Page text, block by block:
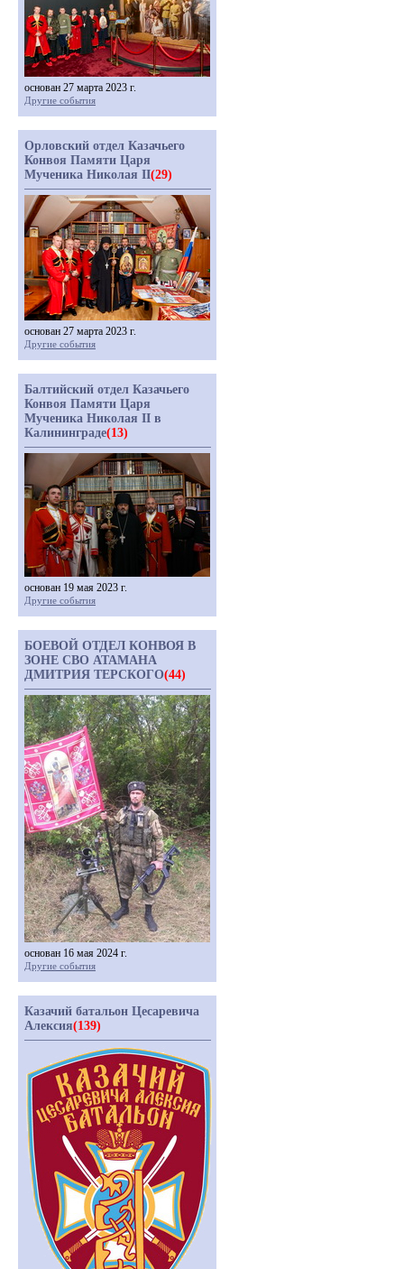
основан 27 марта 2023 г.
Другие события
Орловский отдел Казачьего
Конвоя Памяти Царя
Мученика Николая II(29)
основан 27 марта 2023 г.
Другие события
Балтийский отдел Казачьего
Конвоя Памяти Царя
Мученика Николая II в
Калининграде(13)
основан 19 мая 2023 г.
Другие события
БОЕВОЙ ОТДЕЛ КОНВОЯ В
ЗОНЕ СВО АТАМАНА
ДМИТРИЯ ТЕРСКОГО(44)
основан 16 мая 2024 г.
Другие события
Казачий батальон Цесаревича
Алексия(139)